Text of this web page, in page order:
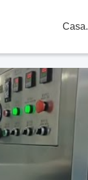
Casa.